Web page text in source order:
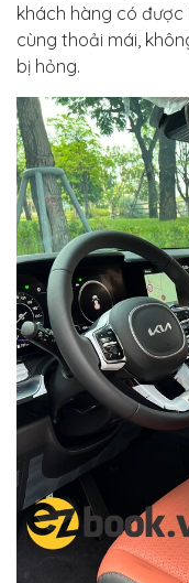
khách hàng có
cùng thoải mái,
bị hỏng.